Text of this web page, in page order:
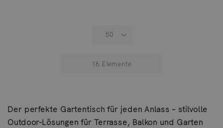
16 Elemente
Der perfekte Gartentisch für jeden Anlass – stilvolle
Outdoor-Lösungen für Terrasse, Balkon und Garten